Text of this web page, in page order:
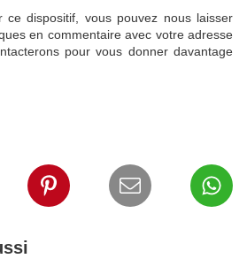
ce dispositif, vous pouvez nous laisser
en commentaire avec votre adresse
pour vous donner davantage